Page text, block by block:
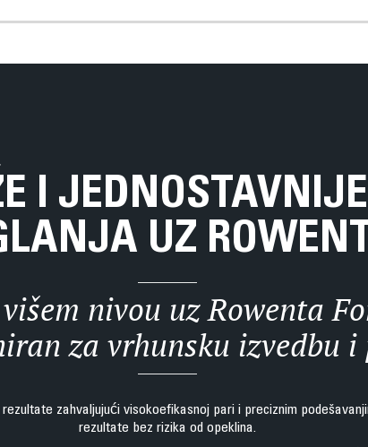
I
UZ
nivou uz Rowenta
za vrhunsku izvedbu
rezultate zahvaljujući visokoefikasnoj pari i preciznim
rezultate bez rizika od opeklina.